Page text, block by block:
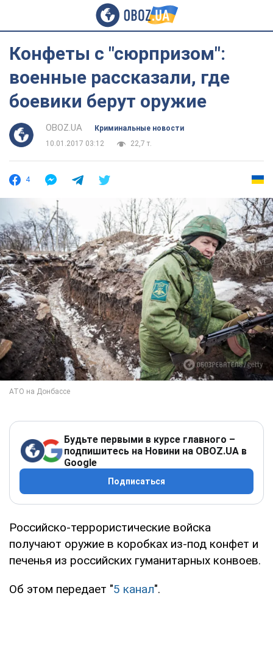
Конфеты с "сюрпризом":
военные рассказали, где
боевики берут оружие
OBOZ.UA
Криминальные новости
10.01.2017 03:12
22,7 т.
4
Будьте первыми в курсе главного –
подпишитесь на Новини на OBOZ.UA в
Google
Подписаться
Российско-террористические войска
получают оружие в коробках из-под конфет и
печенья из российских гуманитарных конвоев.
Об этом передает "5 канал".